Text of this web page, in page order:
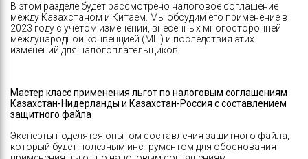
В этом разделе будет рассмотрено налоговое соглашение
между Казахстаном и Китаем. Мы обсудим его применение в
2023 году с учетом изменений, внесенных многосторонней
международной конвенцией (MLI) и последствия этих
изменений для налогоплательщиков.
Мастер класс применения льгот по налоговым соглашениям
Казахстан-Нидерланды и Казахстан-Россия с составлением
защитного файла
Эксперты поделятся опытом составления защитного файла,
который будет полезным инструментом для обоснования